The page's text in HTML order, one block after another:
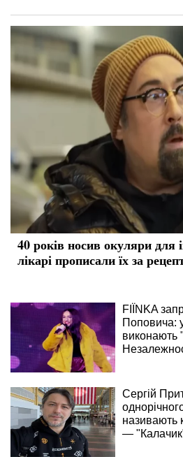
40 років носив окуляри для
лікарі прописали їх за
FIÏNKA
Поповича:
виконають
Сергій
називають
—